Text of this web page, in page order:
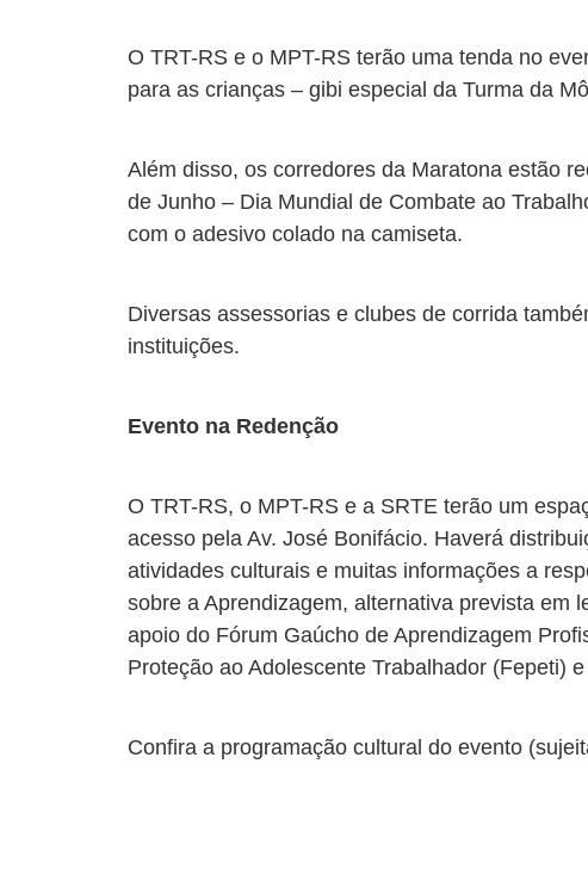
O TRT-RS e o MPT-RS terão uma tenda no
para as crianças – gibi especial da Turma da
Além disso, os corredores da Maratona estão
de Junho – Dia Mundial de Combate ao
com o adesivo colado na camiseta.
Diversas assessorias e clubes de corrida
instituições.
Evento na Redenção
O TRT-RS, o MPT-RS e a SRTE terão um
acesso pela Av. José Bonifácio. Haverá
atividades culturais e muitas informações a
sobre a Aprendizagem, alternativa prevista em
apoio do Fórum Gaúcho de Aprendizagem
Proteção ao Adolescente Trabalhador (Fepeti)
Confira a programação cultural do evento